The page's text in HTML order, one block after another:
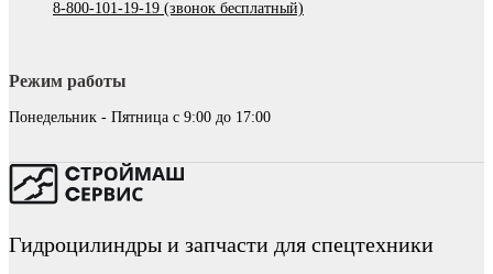
8-800-101-19-19 (звонок бесплатный)
Режим работы
Понедельник - Пятница с 9:00 до 17:00
Гидроцилиндры и запчасти для спецтехники